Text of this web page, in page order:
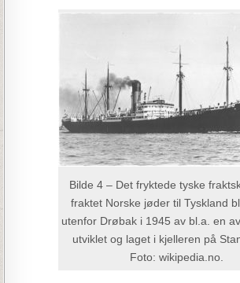
Bilde 4 – Det fryktede tyske
fraktet Norske jøder til Tyskland
utenfor Drøbak i 1945 av bl.a. en
utviklet og laget i kjelleren på
Foto: wikipedia.no.